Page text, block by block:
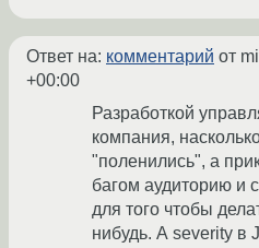
Ответ на: комментарий от
+00:00
Разработкой
компания,
"поленились", а
багом аудиторию и
для того чтобы
нибудь. А severity в